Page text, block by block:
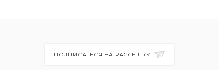
ПОДПИСАТЬСЯ НА РАССЫЛКУ